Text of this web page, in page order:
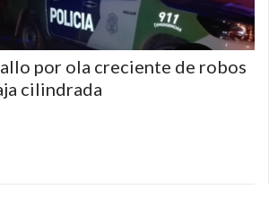
por ola creciente de robos
cilindrada